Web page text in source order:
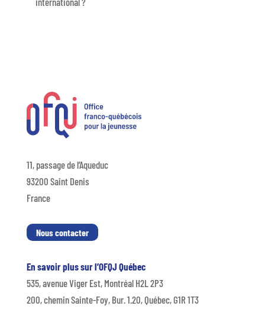
11, passage de l’Aqueduc
93200 Saint Denis
France
Nous contacter
En savoir plus sur l’OFQJ Québec
535, avenue Viger Est, Montréal H2L 2P3
200, chemin Sainte-Foy, Bur. 1.20, Québec, G1R 1T3